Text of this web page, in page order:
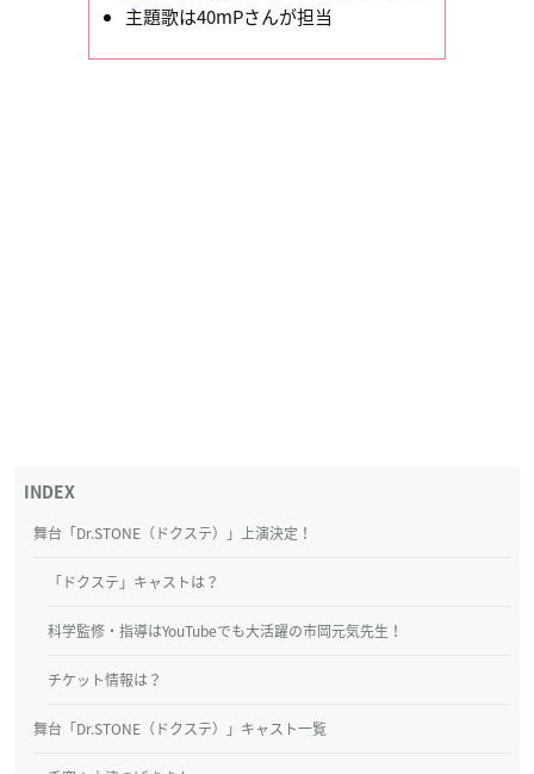
主題歌は40mPさんが担当
舞台「Dr.STONE（ドクステ）」上演決定！
「ドクステ」キャストは？
科学監修・指導はYouTubeでも大活躍の市岡元気先生！
チケット情報は？
舞台「Dr.STONE（ドクステ）」キャスト一覧